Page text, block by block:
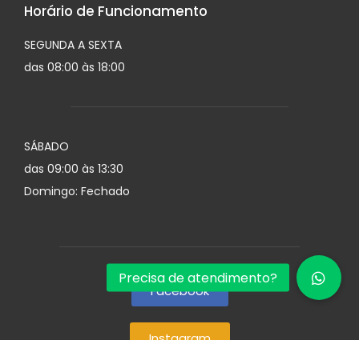
Horário de Funcionamento
SEGUNDA A SEXTA
das 08:00 às 18:00
SÁBADO
das 09:00 às 13:30
Domingo: Fechado
Facebook